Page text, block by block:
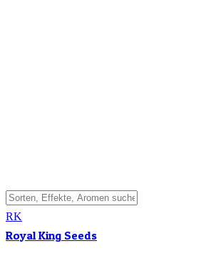
RK
Royal King Seeds